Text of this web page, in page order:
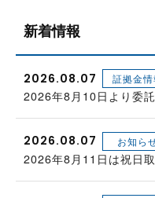
新着情報
2026.08.07 証拠金情
2026年8月10日より委
2026.08.07 お知ら
2026年8月11日は祝日取